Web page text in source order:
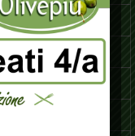
16:30 / 20:30
16:30 / 20:30
16:30 / 20:30